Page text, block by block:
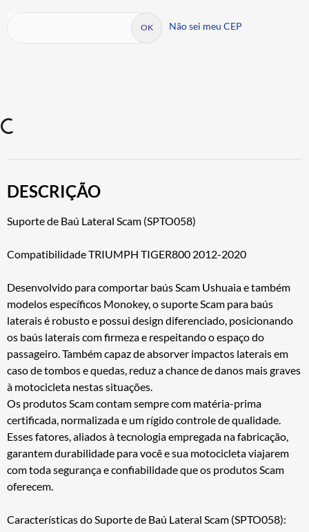
Não sei meu CEP
DESCRIÇÃO
Suporte de Baú Lateral Scam (SPTO058)
Compatibilidade TRIUMPH TIGER800 2012-2020
Desenvolvido para comportar baús Scam Ushuaia e também
modelos específicos Monokey, o suporte Scam para baús
laterais é robusto e possui design diferenciado, posicionando
os baús laterais com firmeza e respeitando o espaço do
passageiro. Também capaz de absorver impactos laterais em
caso de tombos e quedas, reduz a chance de danos mais graves
à motocicleta nestas situações.
Os produtos Scam contam sempre com matéria-prima
certificada, normalizada e um rígido controle de qualidade.
Esses fatores, aliados à tecnologia empregada na fabricação,
garantem durabilidade para você e sua motocicleta viajarem
com toda segurança e confiabilidade que os produtos Scam
oferecem.
Características do Suporte de Baú Lateral Scam (SPTO058):